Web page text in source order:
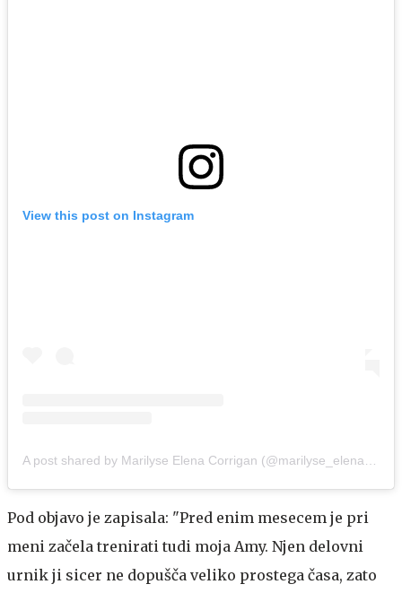
View this post on Instagram
Pod objavo je zapisala: "Pred enim mesecem je pri
meni začela trenirati tudi moja Amy. Njen delovni
urnik ji sicer ne dopušča veliko prostega časa, zato